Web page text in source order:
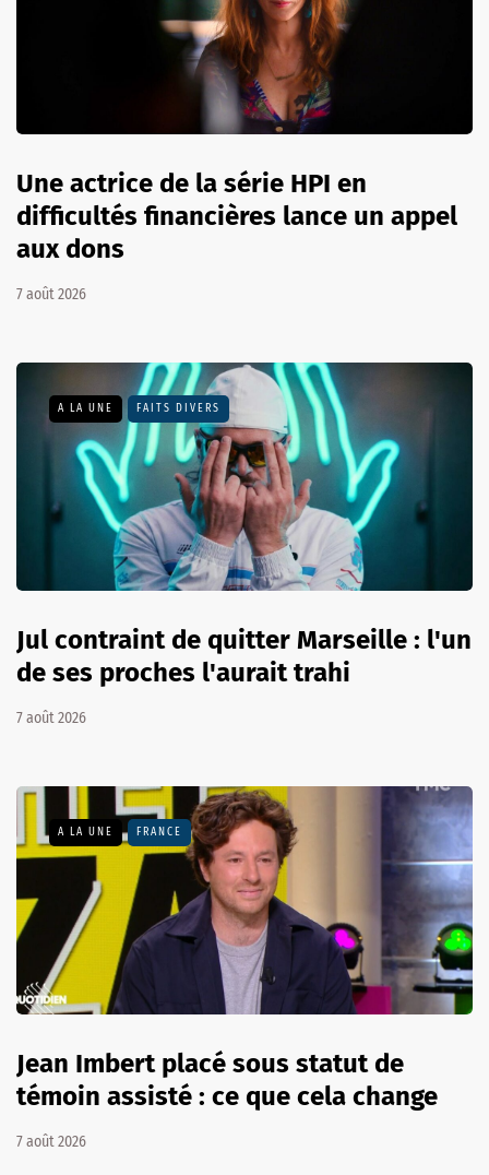
Une actrice de la série HPI en
difficultés financières lance un appel
aux dons
7 août 2026
A LA UNE FAITS DIVERS
Jul contraint de quitter Marseille : l'un
de ses proches l'aurait trahi
7 août 2026
A LA UNE FRANCE
Jean Imbert placé sous statut de
témoin assisté : ce que cela change
7 août 2026